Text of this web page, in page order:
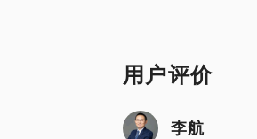
用户评价
李航